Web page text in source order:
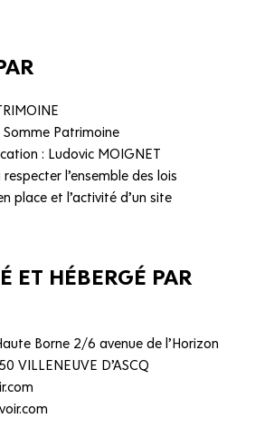
Patrimoine
: Ludovic MOIGNET
respecter l’ensemble des lois
place et l’activité d’un site
ET HÉBERGÉ PAR
Borne 2/6 avenue de l’Horizon
VILLENEUVE D’ASCQ